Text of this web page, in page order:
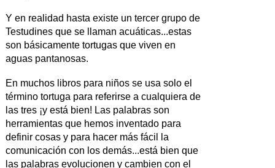
Y en realidad hasta existe un tercer grupo de
Testudines que se llaman acuáticas...estas
son básicamente tortugas que viven en
aguas pantanosas.
En muchos libros para niños se usa solo el
término tortuga para referirse a cualquiera de
las tres ¡y está bien! Las palabras son
herramientas que hemos inventado para
definir cosas y para hacer más fácil la
comunicación con los demás...está bien que
las palabras evolucionen y cambien con el